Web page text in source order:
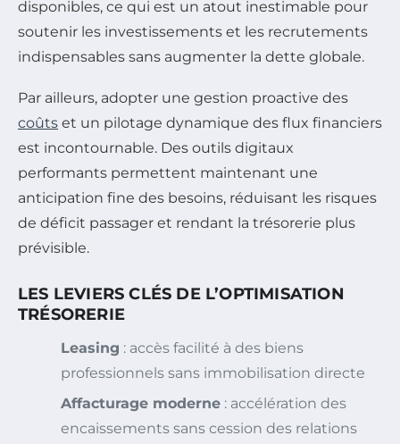
disponibles, ce qui est un atout inestimable pour
soutenir les investissements et les recrutements
indispensables sans augmenter la dette globale.
Par ailleurs, adopter une gestion proactive des
coûts et un pilotage dynamique des flux financiers
est incontournable. Des outils digitaux
performants permettent maintenant une
anticipation fine des besoins, réduisant les risques
de déficit passager et rendant la trésorerie plus
prévisible.
LES LEVIERS CLÉS DE L’OPTIMISATION
TRÉSORERIE
Leasing : accès facilité à des biens
professionnels sans immobilisation directe
Affacturage moderne : accélération des
encaissements sans cession des relations